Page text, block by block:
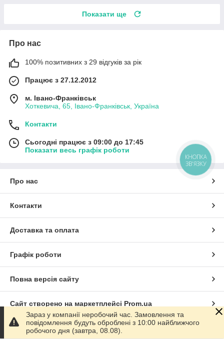
Показати ще
Про нас
100% позитивних з 29 відгуків за рік
Працює з 27.12.2012
м. Івано-Франківськ
Хоткевича, 65, Івано-Франківськ, Україна
Контакти
Сьогодні працює з 09:00 до 17:45
Показати весь графік роботи
Про нас
Контакти
Доставка та оплата
Графік роботи
Повна версія сайту
Сайт створено на маркетплейсі Prom.ua
Політика конфіденційності
Зараз у компанії неробочий час. Замовлення та
повідомлення будуть оброблені з 10:00 найближчого
робочого дня (завтра, 08.08).
КНОПКА
ЗВ'ЯЗКУ